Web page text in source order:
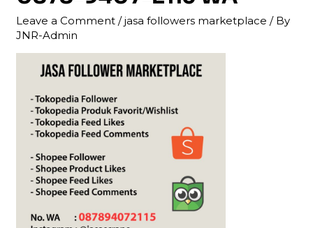
Leave a Comment /jasa followers marketplace / By
JNR-Admin